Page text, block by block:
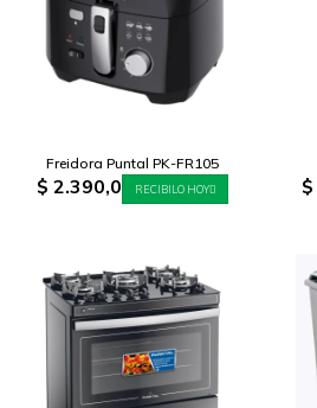
Freidora Puntal PK-FR105
$ 2.390,0 RECIBILO HOY $